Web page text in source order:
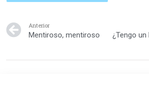
Anterior
Mentiroso, mentiroso